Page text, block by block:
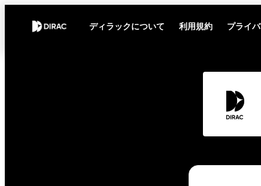
ディラックについて 利用規約 プライ